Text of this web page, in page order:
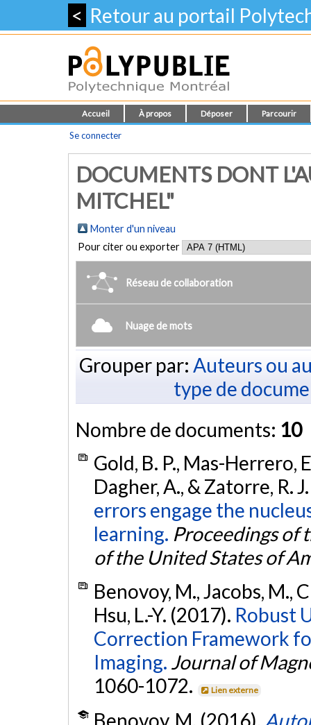
< Retour au portail
Accueil À propos Déposer Parcourir
Se connecter
DOCUMENTS DONT
MITCHEL"
Monter d'un niveau
Pour citer ou exporter
Réseau de collaboration
Nuage de mots
Grouper par: Auteurs ou
type de
Nombre de documents: 10
Gold, B. P., Mas-Herrero,
Dagher, A., & Zatorre, R.
errors engage the
learning. Proceedings of
of the United States of
Benovoy, M., Jacobs, M.,
Hsu, L.-Y. (2017). Robust
Correction Framework
Imaging. Journal of
1060-1072.
Lien externe
Benovoy, M. (2016).